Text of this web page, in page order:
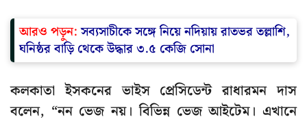
আরও পড়ুন:সব্যসাচীকে সঙ্গে নিয়ে নদিয়ায় রাতভর তল্লাশি,
ঘনিষ্ঠর বাড়ি থেকে উদ্ধার ৩.৫ কেজি সোনা
কলকাতা ইসকনের ভাইস প্রেসিডেন্ট রাধারমন দাস
বলেন, “নন ভেজ নয়। বিভিন্ন ভেজ আইটেম। এখানে